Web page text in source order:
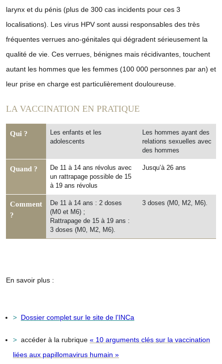
larynx et du pénis (plus de 300 cas incidents pour ces 3
localisations). Les virus HPV sont aussi responsables des très
fréquentes verrues ano-génitales qui dégradent sérieusement la
qualité de vie. Ces verrues, bénignes mais récidivantes, touchent
autant les hommes que les femmes (100 000 personnes par an) et
leur prise en charge est particulièrement douloureuse.
LA VACCINATION EN PRATIQUE
Qui ?
Les enfants et les
adolescents
Les hommes ayant des
relations sexuelles avec
des hommes
Quand ?
De 11 à 14 ans révolus avec
un rattrapage possible de 15
à 19 ans révolus
Jusqu’à 26 ans
Comment
?
De 11 à 14 ans : 2 doses
(M0 et M6) ;
Rattrapage de 15 à 19 ans :
3 doses (M0, M2, M6).
3 doses (M0, M2, M6).
En savoir plus :
Dossier complet sur le site de l’INCa
accéder à la rubrique « 10 arguments clés sur la vaccination
liées aux papillomavirus humain »